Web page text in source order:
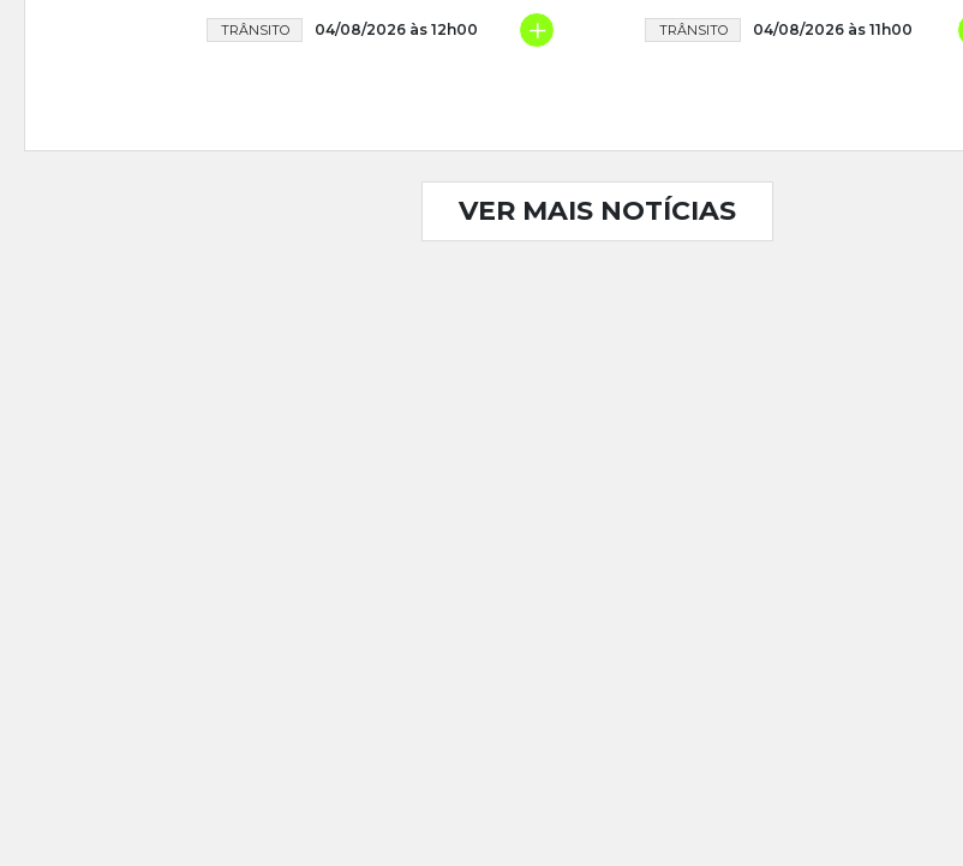
TRÂNSITO 04/08/2026 às 12h00 + TRÂNSITO 04/08/2026 às 11h00
VER MAIS NOTÍCIAS